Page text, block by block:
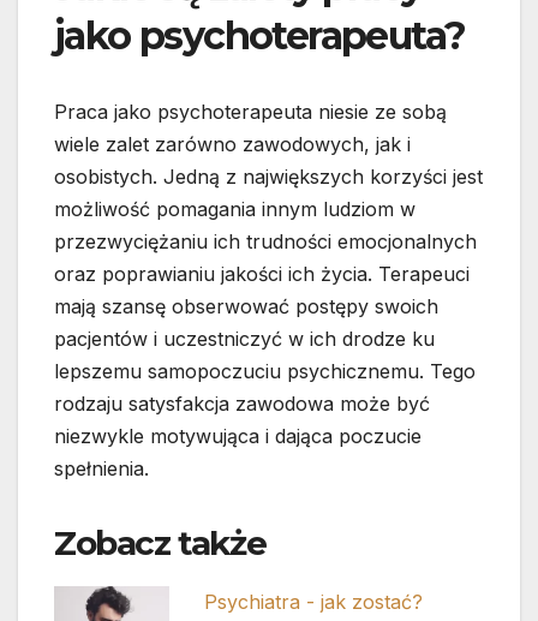
jako psychoterapeuta?
Praca jako psychoterapeuta niesie ze sobą
wiele zalet zarówno zawodowych, jak i
osobistych. Jedną z największych korzyści jest
możliwość pomagania innym ludziom w
przezwyciężaniu ich trudności emocjonalnych
oraz poprawianiu jakości ich życia. Terapeuci
mają szansę obserwować postępy swoich
pacjentów i uczestniczyć w ich drodze ku
lepszemu samopoczuciu psychicznemu. Tego
rodzaju satysfakcja zawodowa może być
niezwykle motywująca i dająca poczucie
spełnienia.
Zobacz także
Psychiatra - jak zostać?